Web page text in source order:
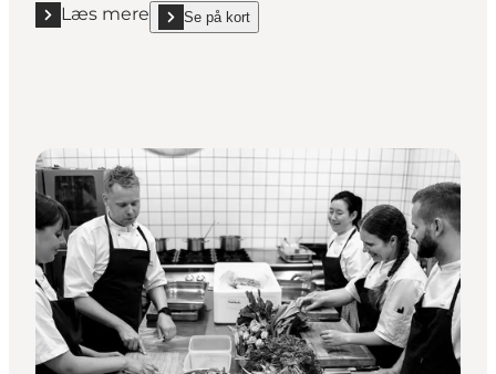
Læs mere
Læs mere "Restaurant SL - fransk fiskerestaurant"
Se på kort
show Restaurant SL - fransk fiskerestaurant on_map